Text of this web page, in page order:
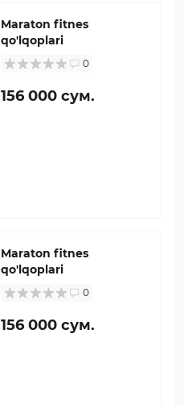
Maraton fitnes
qo'lqoplari
0
156 000 сум.
Maraton fitnes
qo'lqoplari
0
156 000 сум.